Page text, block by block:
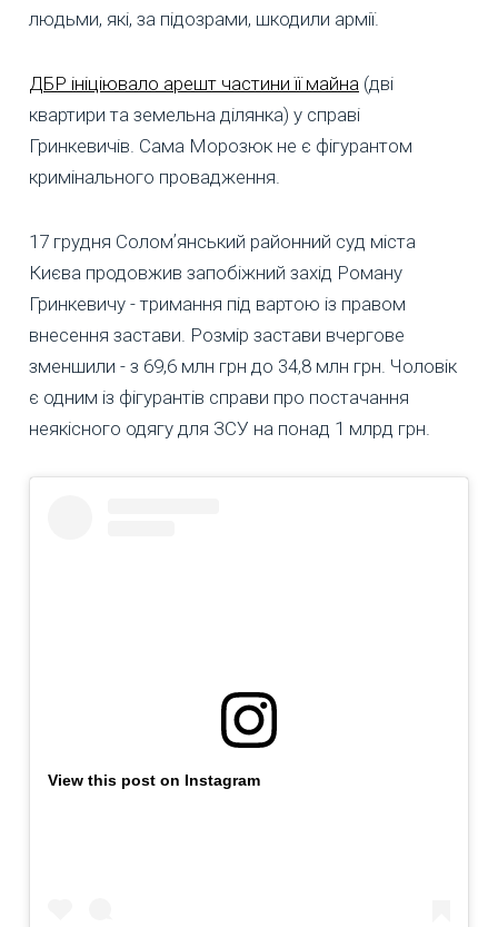
людьми, які, за підозрами, шкодили армії.
ДБР ініціювало арешт частини її майна (дві
квартири та земельна ділянка) у справі
Гринкевичів. Сама Морозюк не є фігурантом
кримінального провадження.
17 грудня Соломʼянський районний суд міста
Києва продовжив запобіжний захід Роману
Гринкевичу - тримання під вартою із правом
внесення застави. Розмір застави вчергове
зменшили - з 69,6 млн грн до 34,8 млн грн. Чоловік
є одним із фігурантів справи про постачання
неякісного одягу для ЗСУ на понад 1 млрд грн.
View this post on Instagram